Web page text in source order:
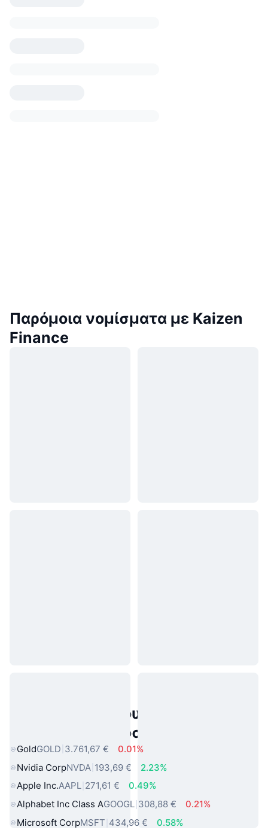
Παρόμοια νομίσματα με Kaizen
Finance
Δημοφιλή περιουσιακά στοιχεία
πραγματικού κόσμου
GoldGOLD 3.761,67 €
0.01%
Nvidia CorpNVDA 193,69 €
2.23%
Apple Inc.AAPL 271,61 €
0.49%
Alphabet Inc Class AGOOGL 308,88 €
0.21%
Microsoft CorpMSFT 434,96 €
0.58%